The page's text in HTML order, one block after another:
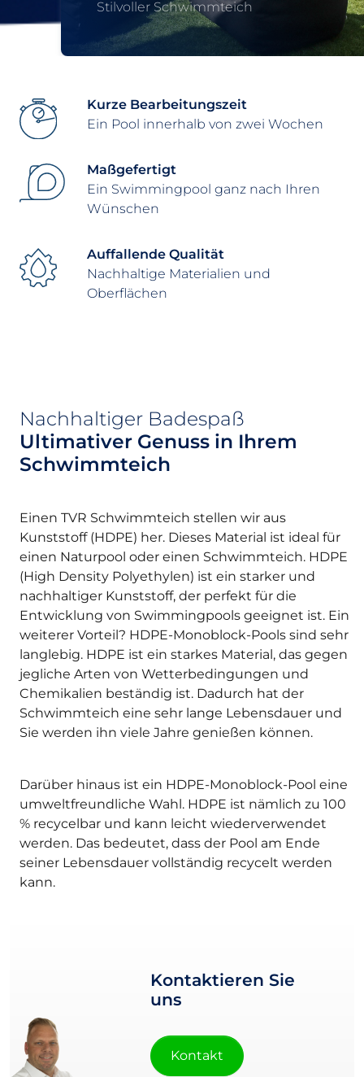
Stilvoller Schwimmteich
Kurze Bearbeitungszeit
Ein Pool innerhalb von zwei Wochen
Maßgefertigt
Ein Swimmingpool ganz nach Ihren
Wünschen
Auffallende Qualität
Nachhaltige Materialien und
Oberflächen
Nachhaltiger Badespaß
Ultimativer Genuss in Ihrem
Schwimmteich
Einen TVR Schwimmteich stellen wir aus
Kunststoff (HDPE) her. Dieses Material ist ideal für
einen Naturpool oder einen Schwimmteich. HDPE
(High Density Polyethylen) ist ein starker und
nachhaltiger Kunststoff, der perfekt für die
Entwicklung von Swimmingpools geeignet ist. Ein
weiterer Vorteil? HDPE-Monoblock-Pools sind sehr
langlebig. HDPE ist ein starkes Material, das gegen
jegliche Arten von Wetterbedingungen und
Chemikalien beständig ist. Dadurch hat der
Schwimmteich eine sehr lange Lebensdauer und
Sie werden ihn viele Jahre genießen können.
Darüber hinaus ist ein HDPE-Monoblock-Pool eine
umweltfreundliche Wahl. HDPE ist nämlich zu 100
% recycelbar und kann leicht wiederverwendet
werden. Das bedeutet, dass der Pool am Ende
seiner Lebensdauer vollständig recycelt werden
kann.
Kontaktieren Sie
uns
Kontakt